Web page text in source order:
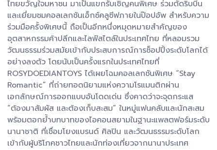
ไทยขวัญใจมหาชน มาเป็นแขกรับเชิญคนพิเศษ ร่วมตัดริบบิ้น
และเยี่ยมชมคอลเลกชันเอ็กซ์คลูซีฟภายในป๊อปอัพ สำหรับความ
ร่วมมือครั้งพิเศษนี้ ถือเป็นอีกหนึ่งหมุดหมายสำคัญของ
อุตสาหกรรมค้าปลีกและไลฟ์สไตล์ในประเทศไทย ที่หลอมรวม
วัฒนธรรมร่วมสมัยเข้ากับประสบการณ์การช็อปปิ้งระดับโลกได้
อย่างลงตัว โดยนับเป็นครั้งแรกในประเทศไทยที่
ROSYDOEDIANTOYS ได้เผยโฉมคอลเลกชันพิเศษ “Stay
Romantic” ที่ถ่ายทอดนิยามแห่งความโรแมนติกผ่าน
เอกลักษณ์การออกแบบอันโดดเด่น ซึ่งคาดว่าจะจุดกระแส
“ต้องมาสัมผัส และต้องเก็บสะสม” ในหมู่แฟนคลับและนักสะสม
พร้อมตอกย้ำบทบาทของไอคอนสยามในฐานะแพลตฟอร์มระดับ
นานาชาติ ที่เชื่อมโยงแบรนด์ ศิลปิน และวัฒนธรรมระดับโลก
เข้ากับผู้บริโภคชาวไทยและนักท่องเที่ยวจากนานาประเทศ